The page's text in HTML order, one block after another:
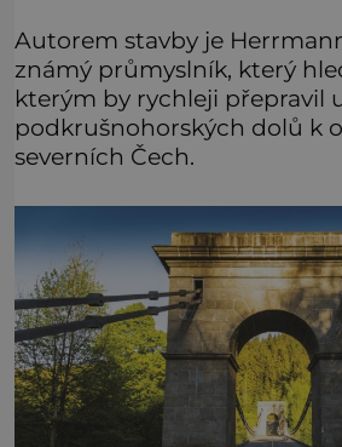
Autorem stavby je
známý průmyslník, který
kterým by rychleji přepravil
podkrušnohorských dolů k
severních Čech.